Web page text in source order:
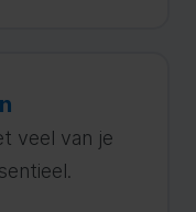
veel van je